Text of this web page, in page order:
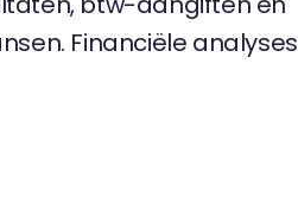
Financiële analyses